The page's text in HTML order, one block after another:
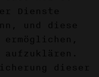
Dienste
und diese
aufzuklären.
dieser